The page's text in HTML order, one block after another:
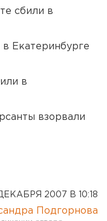
сбили в
в Екатеринбурге
в
взорвали
2007 В 10:18
Подгорнова